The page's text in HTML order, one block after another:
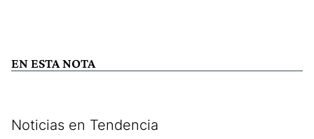
EN ESTA NOTA
Noticias en Tendencia